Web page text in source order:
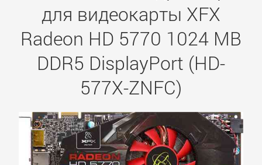
для видеокарты XFX
Radeon HD 5770 1024 MB
DDR5 DisplayPort (HD-
577X-ZNFC)